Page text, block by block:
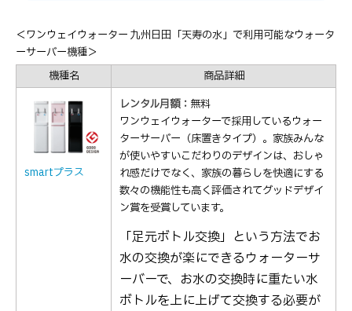
＜ワンウェイウォーター 九州日田「天寿の水」で利用可能なウォータ
ーサーバー機種＞
機種名
商品詳細
smartプラス
レンタル月額： 無料
ワンウェイウォーターで採用しているウォー
ターサーバー（床置きタイプ）。家族みんな
が使いやすいこだわりのデザインは、おしゃ
れ感だけでなく、家族の暮らしを快適にする
数々の機能性も高く評価されてグッドデザイ
ン賞を受賞しています。
「足元ボトル交換」という方法でお
水の交換が楽にできるウォーターサ
ーバーで、お水の交換時に重たい水
ボトルを上に上げて交換する必要が